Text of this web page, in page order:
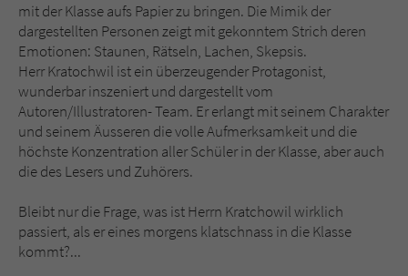
mit der Klasse aufs Papier zu bringen. Die Mimik der
dargestellten Personen zeigt mit gekonntem Strich deren
Emotionen: Staunen, Rätseln, Lachen, Skepsis.
Herr Kratochwil ist ein überzeugender Protagonist,
wunderbar inszeniert und dargestellt vom
Autoren/Illustratoren- Team. Er erlangt mit seinem Charakter
und seinem Äusseren die volle Aufmerksamkeit und die
höchste Konzentration aller Schüler in der Klasse, aber auch
die des Lesers und Zuhörers.
Bleibt nur die Frage, was ist Herrn Kratchowil wirklich
passiert, als er eines morgens klatschnass in die Klasse
kommt?...